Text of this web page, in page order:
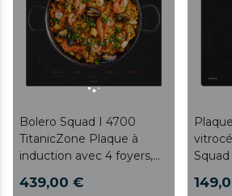
kit d’évacuation requis
(A01_EU01_112198), non
inclus.
Bolero Squad I 4700
TitanicZone Plaque à
induction avec 4 foyers,
totale, régulateur tactile, 9
439,00 €